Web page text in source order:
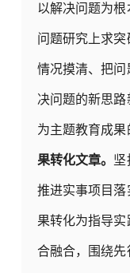
以解决问题为
问题研究上求
情况摸清、把
决问题的新思
为主题教育成果
果转化文章。 坚
推进实事项目
果转化为指导
合融合，围绕